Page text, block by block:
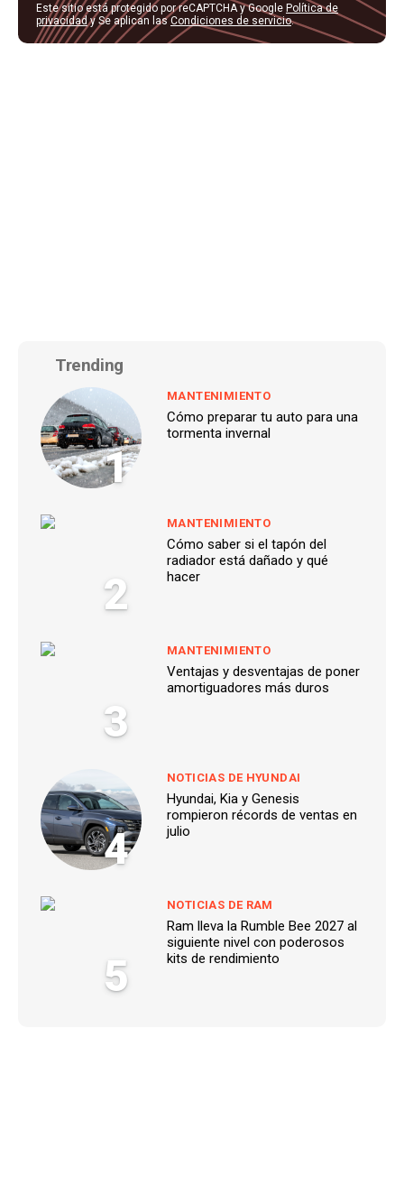
Este sitio está protegido por reCAPTCHA y Google Política de
privacidad y Se aplican lasCondiciones de servicio.
Trending
1
MANTENIMIENTO
Cómo preparar tu auto para una
tormenta invernal
2
MANTENIMIENTO
Cómo saber si el tapón del
radiador está dañado y qué
hacer
3
MANTENIMIENTO
Ventajas y desventajas de poner
amortiguadores más duros
4
NOTICIAS DE HYUNDAI
Hyundai, Kia y Genesis
rompieron récords de ventas en
julio
5
NOTICIAS DE RAM
Ram lleva la Rumble Bee 2027 al
siguiente nivel con poderosos
kits de rendimiento